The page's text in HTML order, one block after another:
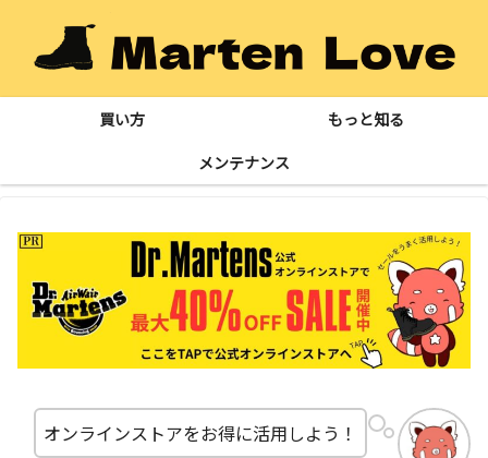
買い方
もっと知る
メンテナンス
オンラインストアをお得に活用しよう！